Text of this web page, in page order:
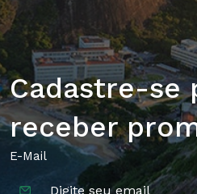
Cadastre-se
receber
E-Mail